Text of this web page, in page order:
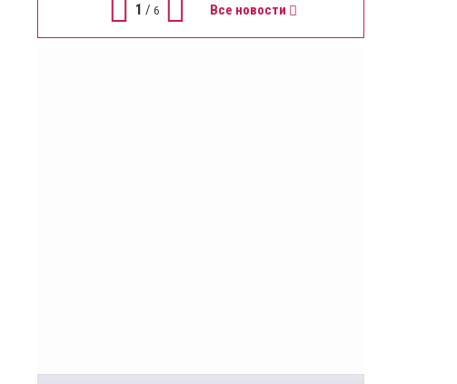
1 / 6 Все новости